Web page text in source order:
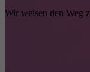
Wir weisen den Weg